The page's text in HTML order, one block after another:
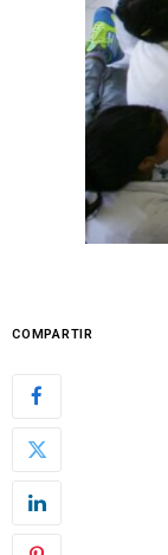
COMPARTIR